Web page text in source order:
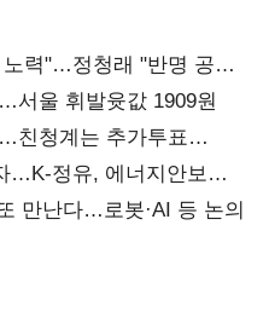
력"…정청래 "반명 공세
서울 휘발윳값 1909원
친청계는 추가투표
…K-정유, 에너지안보
만난다…로봇·AI 등 논의